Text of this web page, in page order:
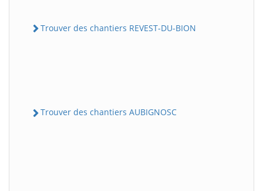
Trouver des chantiers REVEST-DU-BION
Trouver des chantiers AUBIGNOSC